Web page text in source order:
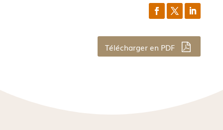
Télécharger en PDF